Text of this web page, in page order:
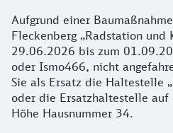
Aufgrund einer
Fleckenberg „Radstation und
29.06.2026 bis zum
oder Ismo466, nicht
Sie als Ersatz die Haltestelle
oder die Ersatzhaltestelle auf
Höhe Hausnummer 34.